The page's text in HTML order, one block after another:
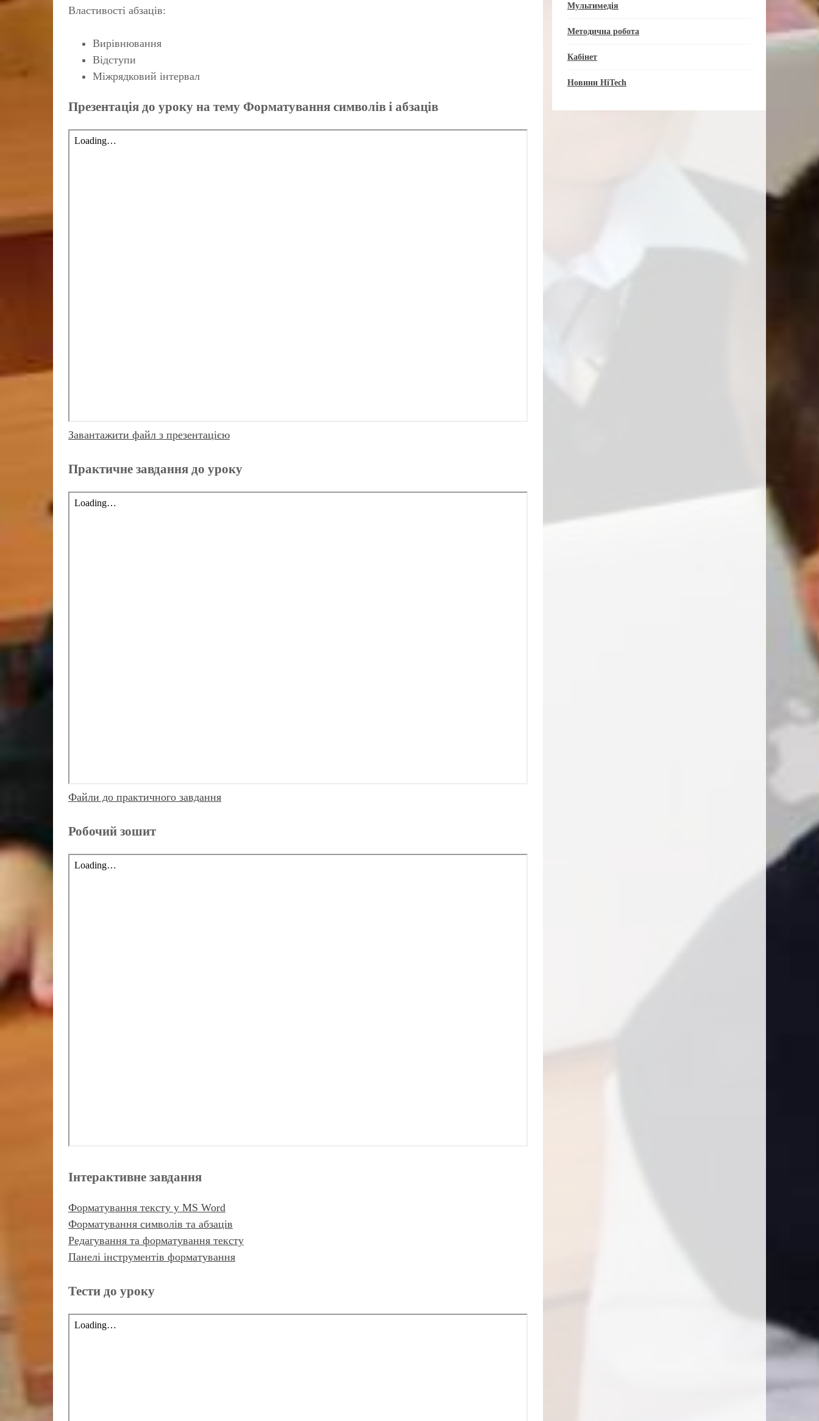
Властивості абзаців:
Вирівнювання
Відступи
Міжрядковий інтервал
Презентація до уроку на тему Форматування символів і абзаців
Завантажити файл з презентацією
Практичне завдання до уроку
Файли до практичного завдання
Робочий зошит
Інтерактивне завдання
Форматування тексту у MS Word
Форматування символів та абзаців
Редагування та форматування тексту
Панелі інструментів форматування
Тести до уроку
Мультимедія
Методична робота
Кабінет
Новини HiTech